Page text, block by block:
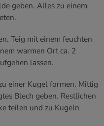
geben. Alles zu einem
Teig mit einem feuchten
warmen Ort ca. 2
lassen.
einer Kugel formen. Mittig
Blech geben. Restlichen
teilen und zu Kugeln